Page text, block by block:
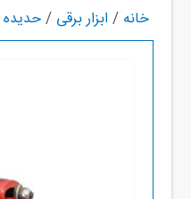
خانه / ابزار برقی /حدیده